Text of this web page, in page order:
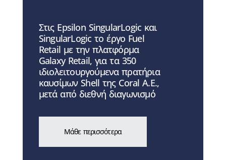
Στις Epsilon SingularLogic και
SingularLogic το έργο Fuel
Retail με την πλατφόρμα
Galaxy Retail, για τα 350
ιδιολειτουργούμενα πρατήρια
καυσίμων Shell της Coral A.E.,
μετά από διεθνή διαγωνισμό
Μάθε περισσότερα